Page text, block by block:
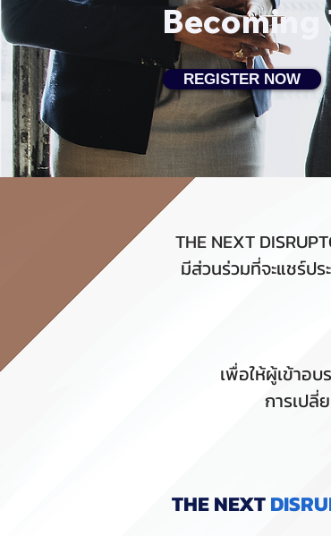
REGISTER NOW
THE NEXT
มีส่วนร่วมที่จะแชร์ป
เพื่อให้ผู้เข้าอ
การเปลี่
THE NEXT